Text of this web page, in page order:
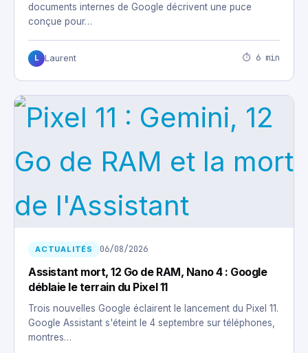
documents internes de Google décrivent une puce
conçue pour…
L Laurent ⏱ 6 min
ACTUALITÉS 06/08/2026
Assistant mort, 12 Go de RAM, Nano 4 : Google
déblaie le terrain du Pixel 11
Trois nouvelles Google éclairent le lancement du Pixel 11.
Google Assistant s'éteint le 4 septembre sur téléphones,
montres…